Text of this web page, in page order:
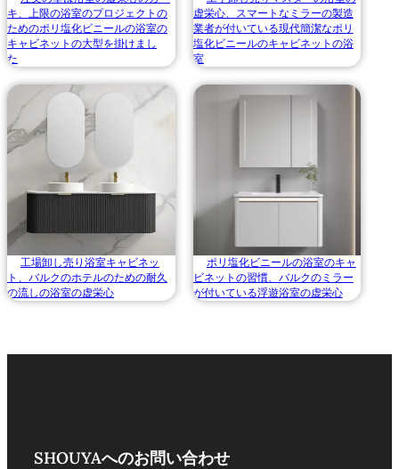
キ、上限の浴室のプロジェクトの
ためのポリ塩化ビニールの浴室の
キャビネットの大型を掛けまし
た
虚栄心、スマートなミラーの製造
業者が付いている現代簡潔なポリ
塩化ビニールのキャビネットの浴
室
工場卸し売り浴室キャビネッ
ト、バルクのホテルのための耐久
の流しの浴室の虚栄心
ポリ塩化ビニールの浴室のキャ
ビネットの習慣、バルクのミラー
が付いている浮遊浴室の虚栄心
SHOUYAへのお問い合わせ